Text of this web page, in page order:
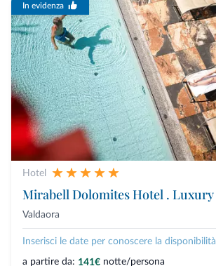
In evidenza
Hotel
Valdaora
Inserisci le date per conoscere la disponibilità
a partire da: 141€ notte/persona